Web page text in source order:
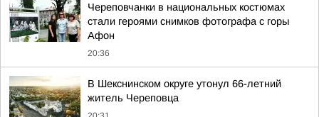
Череповчанки в национальных костюмах
стали героями снимков фотографа с горы
Афон
20:36
В Шекснинском округе утонул 66-летний
житель Череповца